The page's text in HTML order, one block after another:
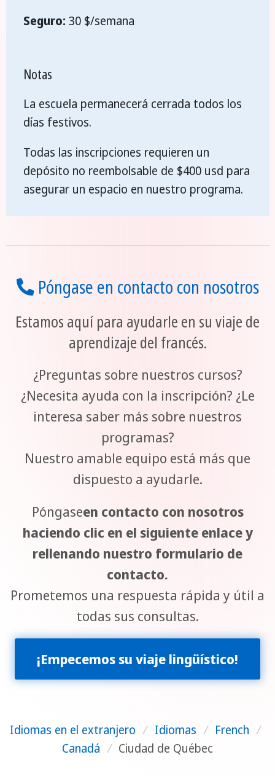
Seguro: 30 $/semana
Notas
La escuela permanecerá cerrada todos los
días festivos.
Todas las inscripciones requieren un
depósito no reembolsable de $400 usd para
asegurar un espacio en nuestro programa.
Póngase en contacto con nosotros
Estamos aquí para ayudarle en su viaje de
aprendizaje del francés.
¿Preguntas sobre nuestros cursos?
¿Necesita ayuda con la inscripción? ¿Le
interesa saber más sobre nuestros
programas?
Nuestro amable equipo está más que
dispuesto a ayudarle.
Póngaseen contacto con nosotros
haciendo clic en el siguiente enlace y
rellenando nuestro formulario de
contacto.
Prometemos una respuesta rápida y útil a
todas sus consultas.
¡Empecemos su viaje lingüístico!
Idiomas en el extranjero / Idiomas / French /
Canadá / Ciudad de Québec